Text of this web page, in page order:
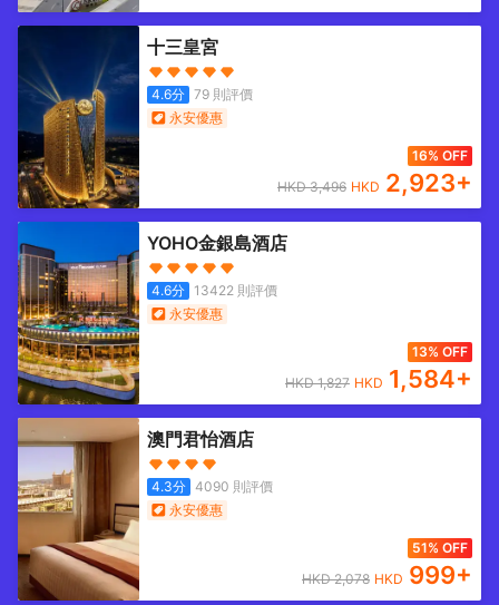
十三皇宮
4.6分 79則評價
永安優惠
16% OFF
HKD3,496 HKD 2,923+
YOHO金銀島酒店
4.6分 13422 則評價
永安優惠
13% OFF
HKD1,827 HKD 1,584+
澳門君怡酒店
4.3分 4090 則評價
永安優惠
51% OFF
HKD2,078 HKD 999+